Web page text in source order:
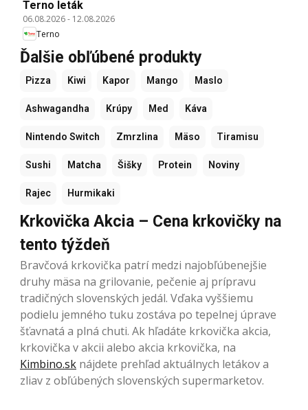
Terno leták
06.08.2026- 12.08.2026
Terno
Ďalšie obľúbené produkty
Pizza Kiwi Kapor Mango Maslo
Ashwagandha Krúpy Med Káva
Nintendo Switch Zmrzlina Mäso Tiramisu
Sushi Matcha Šišky Protein Noviny
Rajec Hurmikaki
Krkovička Akcia – Cena krkovičky na
tento týždeň
Bravčová krkovička patrí medzi najobľúbenejšie
druhy mäsa na grilovanie, pečenie aj prípravu
tradičných slovenských jedál. Vďaka vyššiemu
podielu jemného tuku zostáva po tepelnej úprave
šťavnatá a plná chuti. Ak hľadáte krkovička akcia,
krkovička v akcii alebo akcia krkovička, na
Kimbino.sk nájdete prehľad aktuálnych letákov a
zliav z obľúbených slovenských supermarketov.